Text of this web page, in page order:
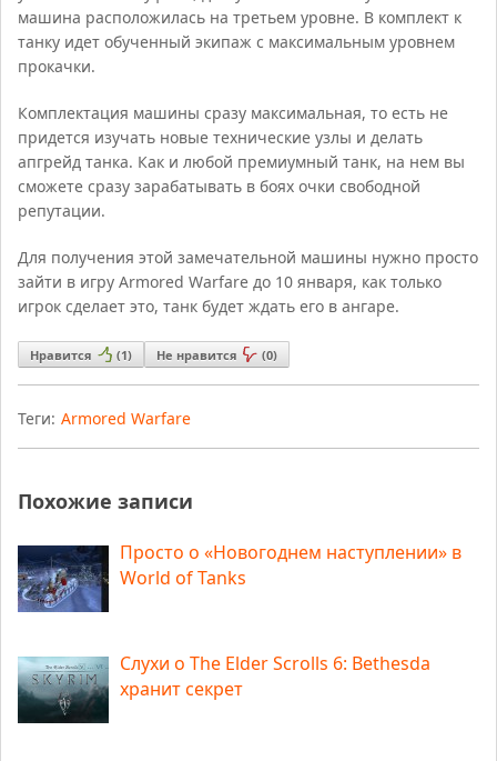
машина расположилась на третьем уровне. В комплект к
танку идет обученный экипаж с максимальным уровнем
прокачки.
Комплектация машины сразу максимальная, то есть не
придется изучать новые технические узлы и делать
апгрейд танка. Как и любой премиумный танк, на нем вы
сможете сразу зарабатывать в боях очки свободной
репутации.
Для получения этой замечательной машины нужно просто
зайти в игру Armored Warfare до 10 января, как только
игрок сделает это, танк будет ждать его в ангаре.
Нравится (1) Не нравится (0)
Теги: Armored Warfare
Похожие записи
Просто о «Новогоднем наступлении» в
World of Tanks
Слухи о The Elder Scrolls 6: Bethesda
хранит секрет